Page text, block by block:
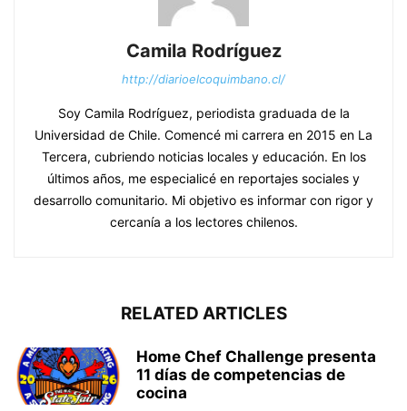
Camila Rodríguez
http://diarioelcoquimbano.cl/
Soy Camila Rodríguez, periodista graduada de la
Universidad de Chile. Comencé mi carrera en 2015 en La
Tercera, cubriendo noticias locales y educación. En los
últimos años, me especialicé en reportajes sociales y
desarrollo comunitario. Mi objetivo es informar con rigor y
cercanía a los lectores chilenos.
RELATED ARTICLES
Home Chef Challenge presenta
11 días de competencias de
cocina